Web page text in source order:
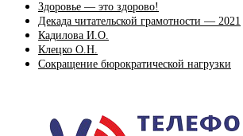
Здоровье — это здорово!
Декада читательской грамотности — 2021
Кадилова И.О.
Клецко О.Н.
Сокращение бюрократической нагрузки